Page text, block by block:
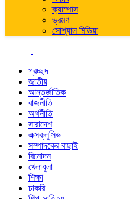
ক্যাম্পাস
ভ্রমণ
সোশ্যাল মিডিয়া
প্রচ্ছদ
জাতীয়
আন্তর্জাতিক
রাজনীতি
অর্থনীতি
সারাদেশ
এক্সক্লুসিভ
সম্পাদকের বাছাই
বিনোদন
খেলাধুলা
শিক্ষা
চাকরি